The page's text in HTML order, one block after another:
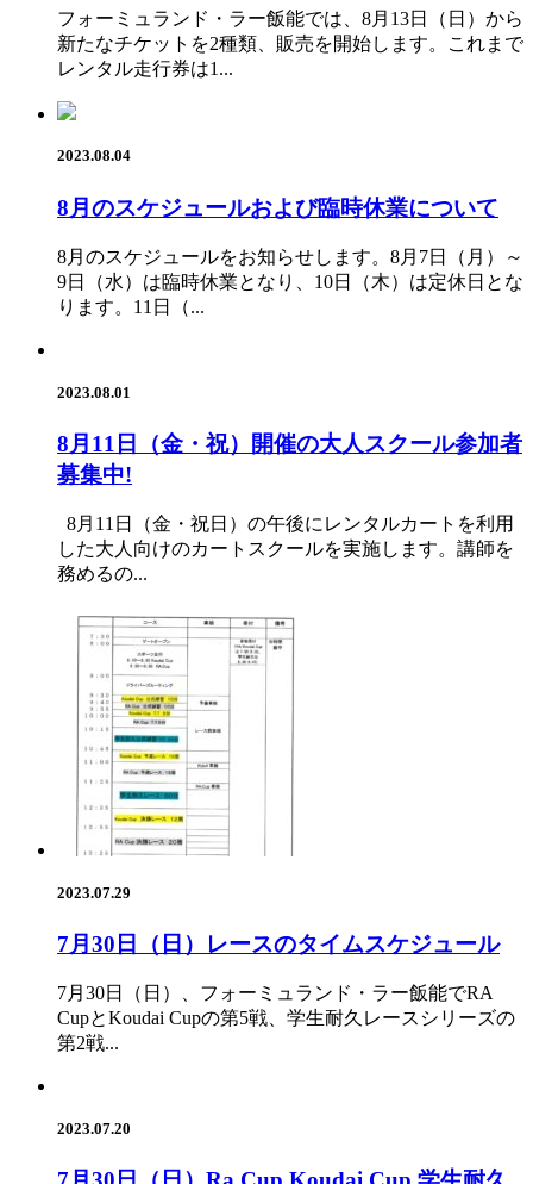
フォーミュランド・ラー飯能では、8月13日（日）から
新たなチケットを2種類、販売を開始します。これまで
レンタル走行券は1...
2023.08.04
8月のスケジュールおよび臨時休業について
8月のスケジュールをお知らせします。8月7日（月）～
9日（水）は臨時休業となり、10日（木）は定休日とな
ります。11日（...
2023.08.01
8月11日（金・祝）開催の大人スクール参加者
募集中!
8月11日（金・祝日）の午後にレンタルカートを利用
した大人向けのカートスクールを実施します。講師を
務めるの...
2023.07.29
7月30日（日）レースのタイムスケジュール
7月30日（日）、フォーミュランド・ラー飯能でRA
CupとKoudai Cupの第5戦、学生耐久レースシリーズの
第2戦...
2023.07.20